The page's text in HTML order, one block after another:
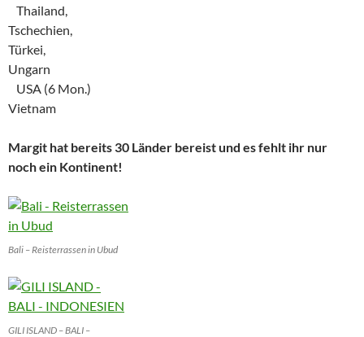
Thailand,
Tschechien,
Türkei,
Ungarn
USA (6 Mon.)
Vietnam
Margit hat bereits 30 Länder bereist und es fehlt ihr nur
noch ein Kontinent!
Bali – Reisterrassen in Ubud
GILI ISLAND – BALI –